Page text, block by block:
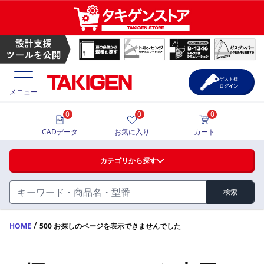
ハンドル・取手・つまみ・周辺機器
FA・A
蝶番・ステー・周辺機器
価格一覧
製品カタログ
メニュー
カテゴリから探す
検索
0
CADデータ
0
お気に入り
0
カート
ゲスト様
ログイン
HOME / 500 お探しのページを表示できませんでした